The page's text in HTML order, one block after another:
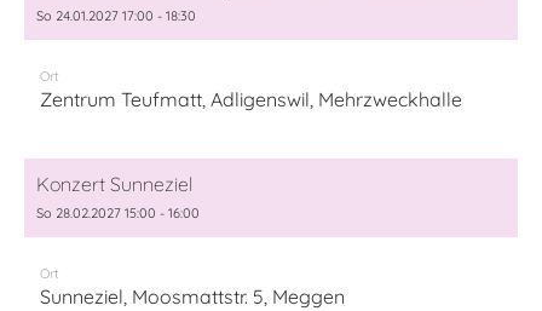
So 24.01.2027 17:00 - 18:30
Ort
Zentrum Teufmatt, Adligenswil, Mehrzweckhalle
Konzert Sunneziel
So 28.02.2027 15:00 - 16:00
Ort
Sunneziel, Moosmattstr. 5, Meggen